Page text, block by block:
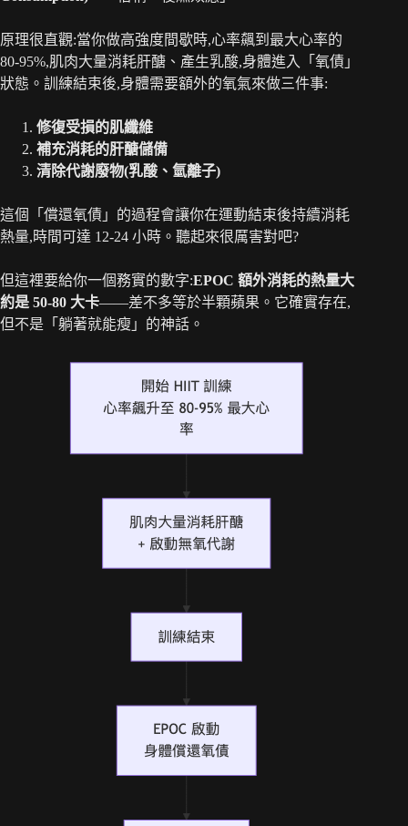
原理很直觀:當你做高強度間歇時,心率飆到最大心率的
80-95%,肌肉大量消耗肝醣、產生乳酸,身體進入「氧債」
狀態。訓練結束後,身體需要額外的氧氣來做三件事:
修復受損的肌纖維
補充消耗的肝醣儲備
清除代謝廢物(乳酸、氫離子)
這個「償還氧債」的過程會讓你在運動結束後持續消耗
熱量,時間可達 12-24 小時。聽起來很厲害對吧?
但這裡要給你一個務實的數字:EPOC 額外消耗的熱量大
約是 50-80 大卡——差不多等於半顆蘋果。它確實存在,
但不是「躺著就能瘦」的神話。